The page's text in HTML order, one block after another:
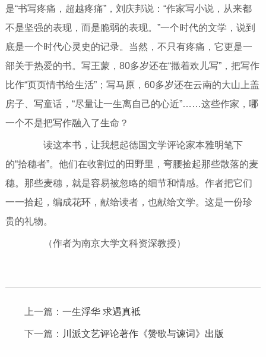
是“书写疼痛，超越疼痛”，刘庆邦说：“作家写小说，从来都
不是坚强的表现，而是脆弱的表现。”一个时代的文学，说到
底是一个时代心灵史的记录。当然，不只有疼痛，它更是一
部关于热爱的书。写王蒙，80多岁还在“撒着欢儿写”，把写作
比作“页页情书给生活”；写马原，60多岁还在云南的大山上盖
房子、写童话，“尽量让一生离自己的心近”……这些作家，哪
一个不是把写作融入了生命？
读这本书，让我想起德国文学评论家本雅明笔下
的“拾穗者”。他们在收割过的田野里，弯腰捡起那些散落的麦
穗。那些麦穗，就是容易被忽略的细节和情感。作者把它们
一一拾起，编成花环，献给读者，也献给文学。这是一份珍
贵的礼物。
（作者为南京大学文科资深教授）
上一篇： 一生浮华 求遇真袛
下一篇： 川派文艺评论著作《赞歌与谏词》出版